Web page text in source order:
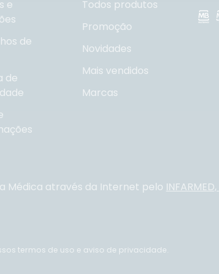
e
de
de
Todos produtos
Promoção
Novidades
Mais vendidos
Marcas
Médica através da Internet pelo INFARMED,
termos de uso e aviso de privacidade.